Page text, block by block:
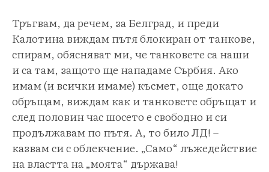
Тръгвам, да речем, за Белград, и преди
Калотина виждам пътя блокиран от танкове,
спирам, обясняват ми, че танковете са наши
и са там, защото ще нападаме Сърбия. Ако
имам (и всички имаме) късмет, още докато
обръщам, виждам как и танковете обръщат и
след половин час шосето е свободно и си
продължавам по пътя. А, то било ЛД! –
казвам си с облекчение. „Само“ лъжедействие
на властта на „моята“ държава!